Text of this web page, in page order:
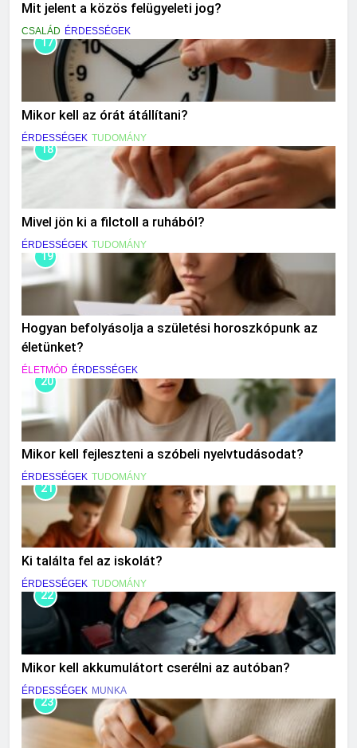
Mit jelent a közös felügyeleti jog?
CSALÁD ÉRDESSÉGEK
17
Mikor kell az órát átállítani?
ÉRDESSÉGEK TUDOMÁNY
18
Mivel jön ki a filctoll a ruhából?
ÉRDESSÉGEK TUDOMÁNY
19
Hogyan befolyásolja a születési horoszkópunk az
életünket?
ÉLETMÓD ÉRDESSÉGEK
20
Mikor kell fejleszteni a szóbeli nyelvtudásodat?
ÉRDESSÉGEK TUDOMÁNY
21
Ki találta fel az iskolát?
ÉRDESSÉGEK TUDOMÁNY
22
Mikor kell akkumulátort cserélni az autóban?
ÉRDESSÉGEK MUNKA
23